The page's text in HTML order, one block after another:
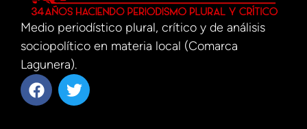
Medio periodístico plural, crítico y de análisis
sociopolítico en materia local (Comarca
Lagunera).